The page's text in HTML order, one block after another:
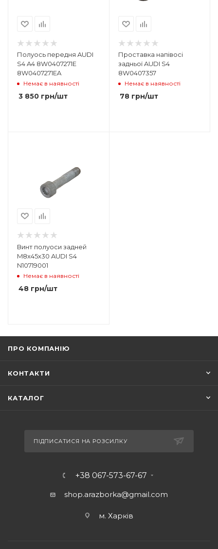
Полуось передня AUDI
S4 A4 8W0407271E
8W0407271EA
Немає в наявності
3 850 грн/шт
Проставка напівосі
задньої AUDI S4
8W0407357
Немає в наявності
78грн/шт
Винт полуоси задней
M8x45x30 AUDI S4
N10719001
Немає в наявності
48 грн/шт
ПРО КОМПАНІЮ
КОНТАКТИ
КАТАЛОГ
ПІДПИСАТИСЯ НА РОЗСИЛКУ
+38 067-573-67-67
shop.arazborka@gmail.com
м. Харків